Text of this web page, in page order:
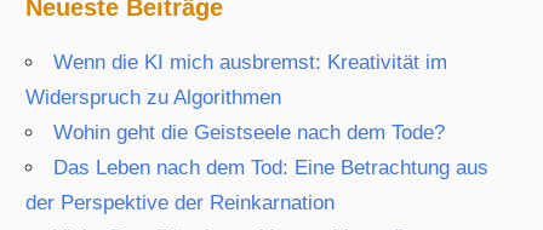
Neueste Beiträge
Wenn die KI mich ausbremst: Kreativität im
Widerspruch zu Algorithmen
Wohin geht die Geistseele nach dem Tode?
Das Leben nach dem Tod: Eine Betrachtung aus
der Perspektive der Reinkarnation